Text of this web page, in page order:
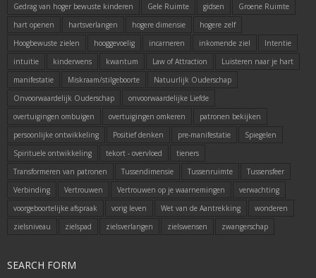
Gedrag van hoger bewuste kinderen
Gele Ruimte gidsen
Groene Ruimte
hart openen
hartsverlangen hogere dimensie
hogere zelf
Hoogbewuste zielen
hooggevoelig incarneren inkomende ziel
Intentie
intuitie
kinderwens kwantum Law of Attraction
Luisteren naar je hart
manifestatie
Miskraam/stilgeboorte
Natuurlijk Ouderschap
Onvoorwaardelijk Ouderschap
onvoorwaardelijke Liefde
overtuigingen ombuigen
overtuigingen omkeren
patronen bekijken
persoonlijke ontwikkeling
Positief denken pre-manifestatie
Spiegelen
Spirituele ontwikkeling
tekort - overvloed
tieners
Transformeren van patronen
Tussendimensie Tussenruimte
Tussensfeer
Verbinding
Vertrouwen Vertrouwen op je waarnemingen
verwachting
voorgeboortelijke afspraak
vorig leven Wet van de Aantrekking
wonderen
zielsniveau
zielspad zielsverlangen zielswensen zwangerschap
SEARCH FORM